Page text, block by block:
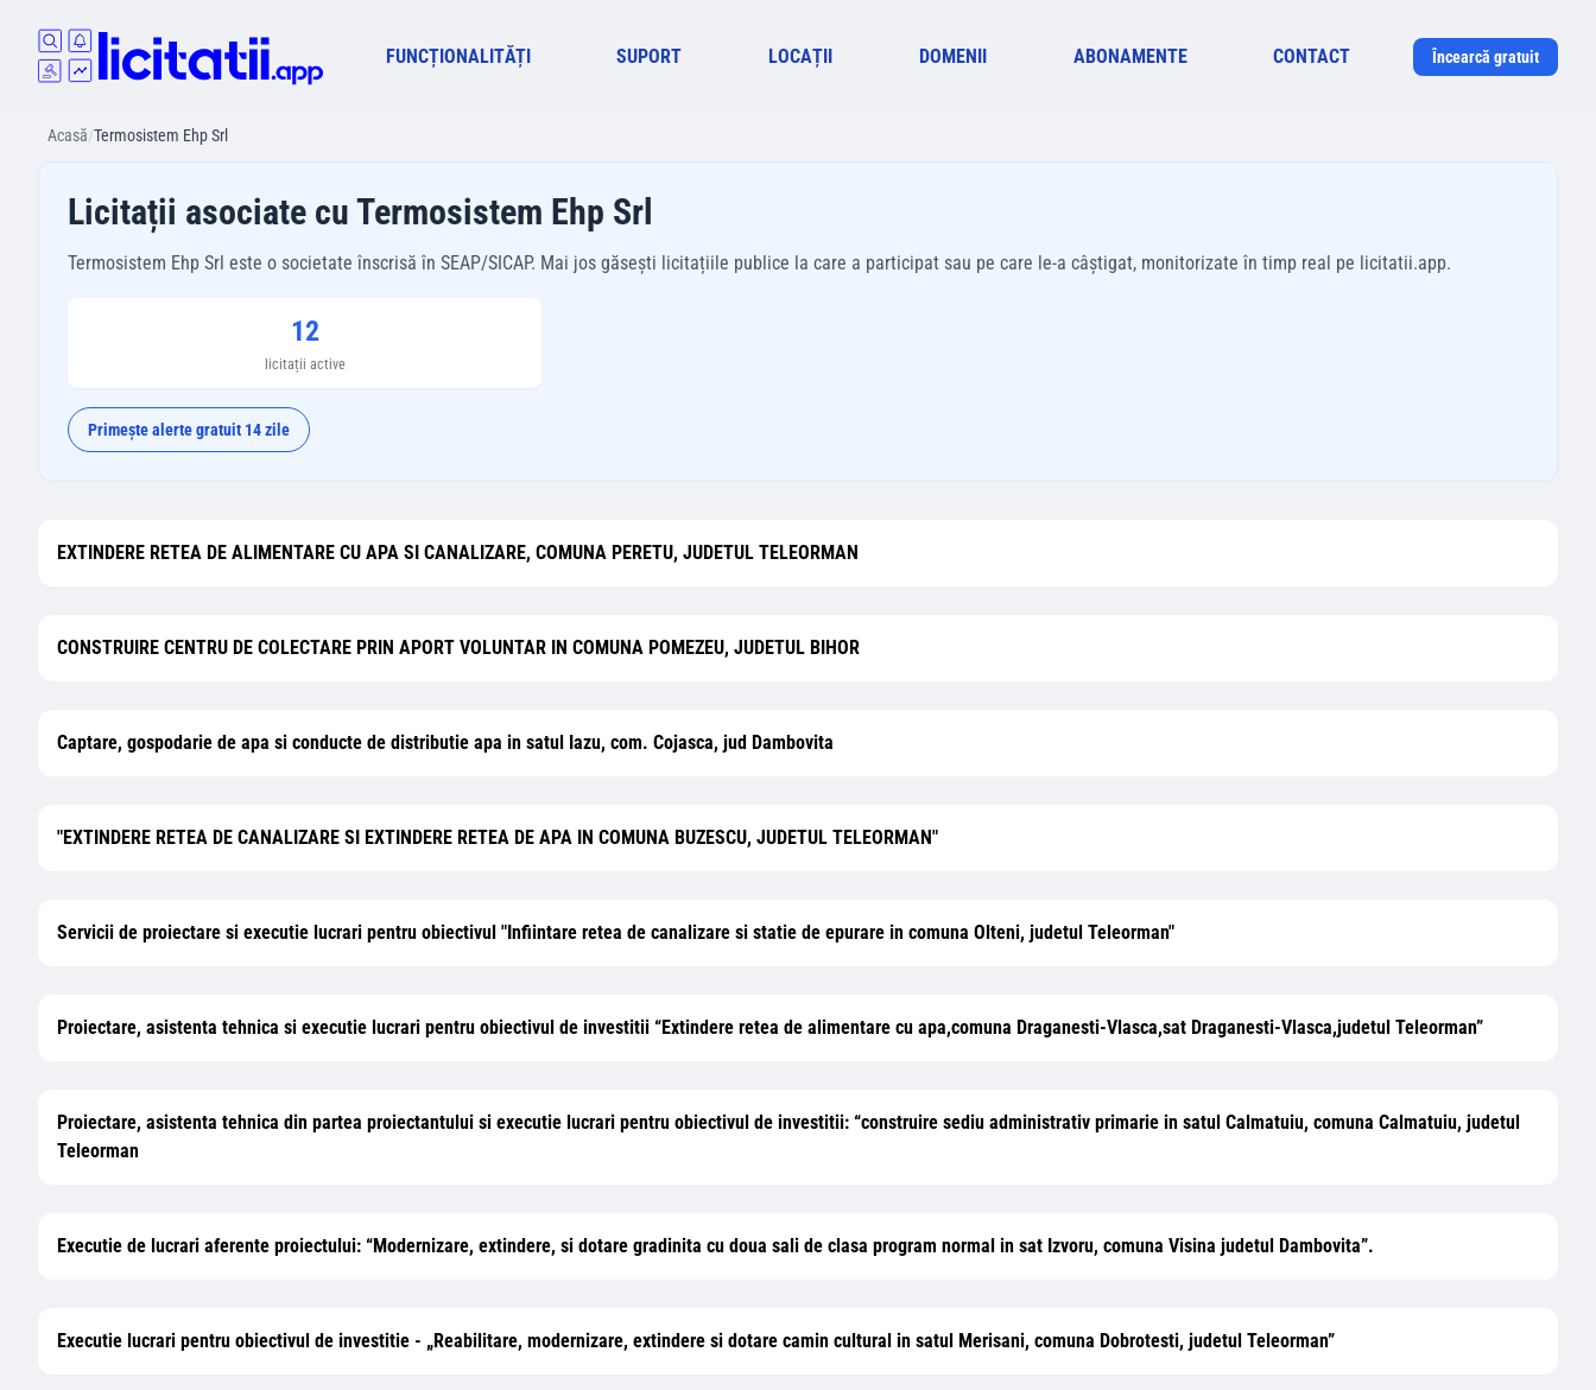
FUNCȚIONALITĂȚI SUPORT LOCAȚII DOMENII ABONAMENTE CONTACT Încearcă gratuit
Acasă/Termosistem Ehp Srl
Licitații asociate cu Termosistem Ehp Srl
Termosistem Ehp Srl este o societate înscrisă în SEAP/SICAP. Mai jos găsești licitațiile publice la care a participat sau pe care le-a câștigat, monitorizate în timp real pe licitatii.app.
12
licitații active
Primește alerte gratuit 14 zile
EXTINDERE RETEA DE ALIMENTARE CU APA SI CANALIZARE, COMUNA PERETU, JUDETUL TELEORMAN
CONSTRUIRE CENTRU DE COLECTARE PRIN APORT VOLUNTAR IN COMUNA POMEZEU, JUDETUL BIHOR
Captare, gospodarie de apa si conducte de distributie apa in satul Iazu, com. Cojasca, jud Dambovita
"EXTINDERE RETEA DE CANALIZARE SI EXTINDERE RETEA DE APA IN COMUNA BUZESCU, JUDETUL TELEORMAN"
Servicii de proiectare si executie lucrari pentru obiectivul "Infiintare retea de canalizare si statie de epurare in comuna Olteni, judetul Teleorman"
Proiectare, asistenta tehnica si executie lucrari pentru obiectivul de investitii “Extindere retea de alimentare cu apa,comuna Draganesti-Vlasca,sat Draganesti-Vlasca,judetul Teleorman”
Proiectare, asistenta tehnica din partea proiectantului si executie lucrari pentru obiectivul de investitii: “construire sediu administrativ primarie in satul Calmatuiu, comuna Calmatuiu, judetul
Teleorman
Executie de lucrari aferente proiectului: “Modernizare, extindere, si dotare gradinita cu doua sali de clasa program normal in sat Izvoru, comuna Visina judetul Dambovita”.
Executie lucrari pentru obiectivul de investitie - „Reabilitare, modernizare, extindere si dotare camin cultural in satul Merisani, comuna Dobrotesti, judetul Teleorman”